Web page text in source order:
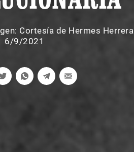
Cortesía de Hermes Herrera
6/9/2021